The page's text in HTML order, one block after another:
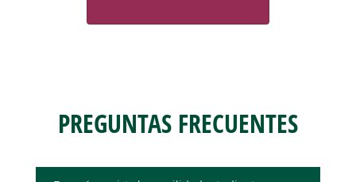
PREGUNTAS FRECUENTES